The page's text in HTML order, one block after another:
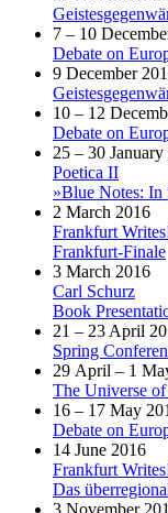
7 – 10
Debate on
9 December
10 – 12
Debate on
25 – 30
Poetica II
»Blue Notes: In
2 March 2016
Frankfurt
Frankfurt-Finale
3 March 2016
Carl Schurz
Book
21 – 23 April
Spring
29 April – 1
The Universe of
16 – 17 May
Debate on
14 June 2016
Frankfurt
Das
3 November